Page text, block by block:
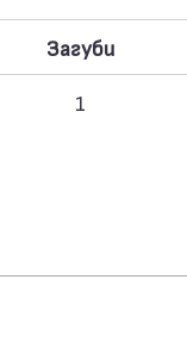
Загуби
1